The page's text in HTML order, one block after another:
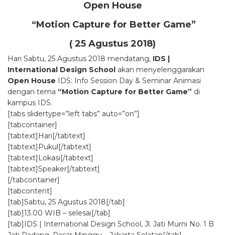
Open House
“Motion Capture for Better Game”
( 25 Agustus 2018)
Hari Sabtu, 25 Agustus 2018 mendatang, IDS |
International Design School akan menyelenggarakan
Open House IDS: Info Session Day & Seminar Animasi
dengan tema “Motion Capture for Better Game” di
kampus IDS.
[tabs slidertype=”left tabs” auto=”on”]
[tabcontainer]
[tabtext]Hari[/tabtext]
[tabtext]Pukul[/tabtext]
[tabtext]Lokasi[/tabtext]
[tabtext]Speaker[/tabtext]
[/tabcontainer]
[tabcontent]
[tab]Sabtu, 25 Agustus 2018[/tab]
[tab]13.00 WIB – selesai[/tab]
[tab]IDS | International Design School, Jl. Jati Murni No. 1 B